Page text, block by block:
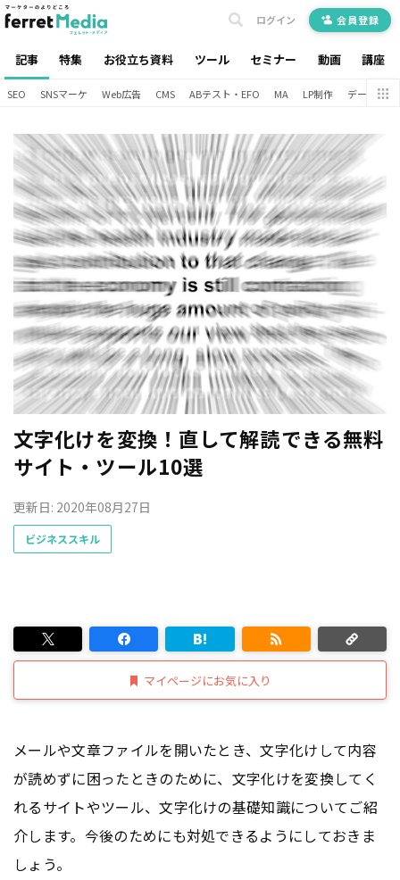
記事 特集 お役立ち資料 ツール セミナー 動画 講座
ログイン 会員登録
SEO SNSマーケ Web広告 CMS ABテスト・EFO MA LP制作 データ分析
文字化けを変換！直して解読できる無料
サイト・ツール10選
更新日: 2020年08月27日
ビジネススキル
マイページにお気に入り
メールや文章ファイルを開いたとき、文字化けして内容
が読めずに困ったときのために、文字化けを変換してく
れるサイトやツール、文字化けの基礎知識についてご紹
介します。今後のためにも対処できるようにしておきま
しょう。